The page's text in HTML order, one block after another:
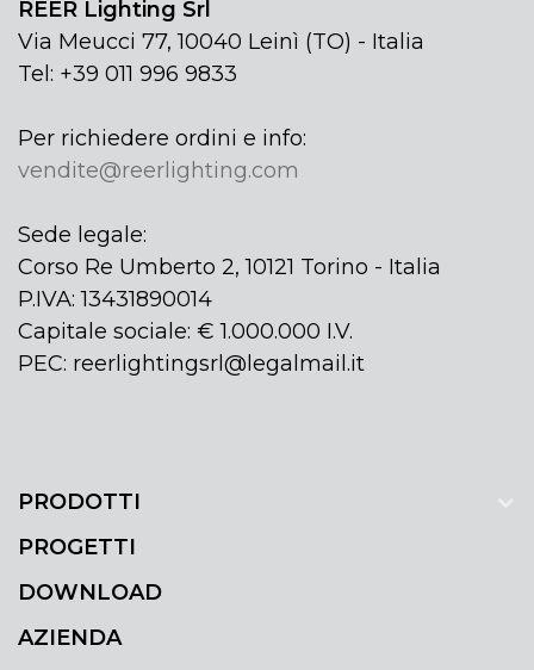
REER Lighting Srl
Via Meucci 77, 10040 Leinì (TO) - Italia
Tel: +39 011 996 9833
Per richiedere ordini e info:
vendite@reerlighting.com
Sede legale:
Corso Re Umberto 2, 10121 Torino - Italia
P.IVA: 13431890014
Capitale sociale: € 1.000.000 I.V.
PEC: reerlightingsrl@legalmail.it
PRODOTTI
PROGETTI
DOWNLOAD
AZIENDA